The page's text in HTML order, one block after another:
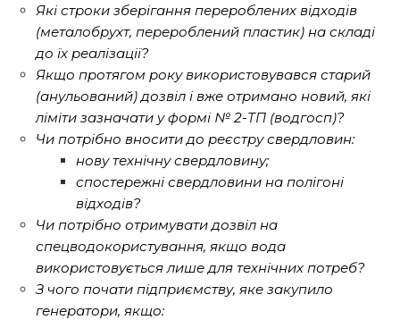
Які строки зберігання перероблених відходів
(металобрухт, перероблений пластик) на складі
до їх реалізації?
Якщо протягом року використовувався старий
(анульований) дозвіл і вже отримано новий, які
ліміти зазначати у формі № 2-ТП (водгосп)?
Чи потрібно вносити до реєстру свердловин:
нову технічну свердловину;
спостережні свердловини на полігоні
відходів?
Чи потрібно отримувати дозвіл на
спецводокористування, якщо вода
використовується лише для технічних потреб?
З чого почати підприємству, яке закупило
генератори, якщо: